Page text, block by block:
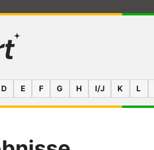
D E F G H I/J K L